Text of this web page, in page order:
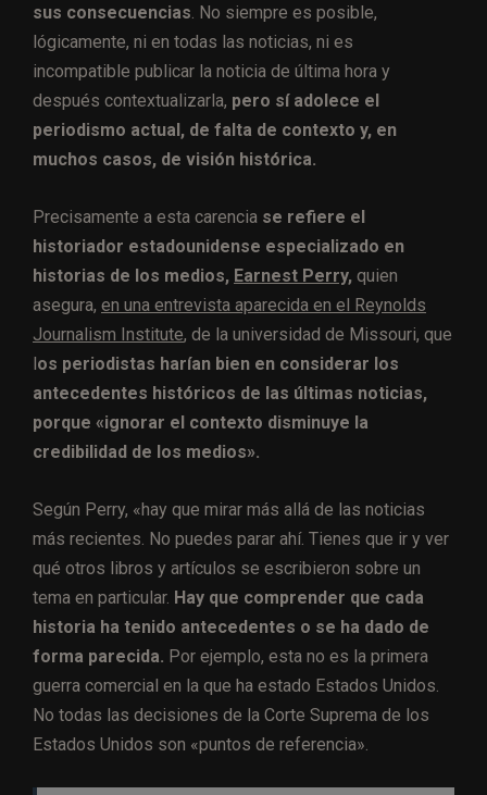
sus consecuencias . No siempre es posible,
lógicamente, ni en todas las noticias, ni es
incompatible publicar la noticia de última hora y
después contextualizarla, pero sí adolece el
periodismo actual, de falta de contexto y, en
muchos casos, de visión histórica.
Precisamente a esta carencia se refiere el
historiador estadounidense especializado en
historias de los medios, Earnest Perry, quien
asegura, en una entrevista aparecida en el Reynolds
Journalism Institute, de la universidad de Missouri, que
los periodistas harían bien en considerar los
antecedentes históricos de las últimas noticias,
porque «ignorar el contexto disminuye la
credibilidad de los medios».
Según Perry, «hay que mirar más allá de las noticias
más recientes. No puedes parar ahí. Tienes que ir y ver
qué otros libros y artículos se escribieron sobre un
tema en particular. Hay que comprender que cada
historia ha tenido antecedentes o se ha dado de
forma parecida. Por ejemplo, esta no es la primera
guerra comercial en la que ha estado Estados Unidos.
No todas las decisiones de la Corte Suprema de los
Estados Unidos son «puntos de referencia».